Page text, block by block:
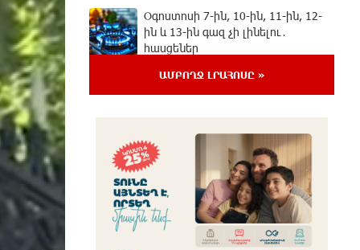
Օգոստոսի 7-ին, 10-ին, 11-ին, 12-
ին և 13-ին գազ չի լինելու․
հասցեներ
հետևանքով զոհերի թիվը հասել է
97-ի
7 ժամ առաջ
Օգոստոսի 7-ին
ժամանակավորապես
ԱՄԲՈՂՋ ԼՐԱՀՈՍԸ »